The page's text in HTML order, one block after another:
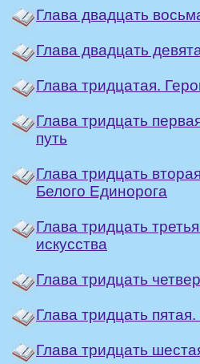
Глава двадцать
Глава двадцать
Глава тридцатая.
Глава тридцать
путь
Глава тридцать
Белого Единорога
Глава тридцать
искусства
Глава тридцать
Глава тридцать
Глава тридцать